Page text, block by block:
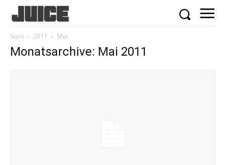
Start 2011 Mai
Monatsarchive: Mai 2011